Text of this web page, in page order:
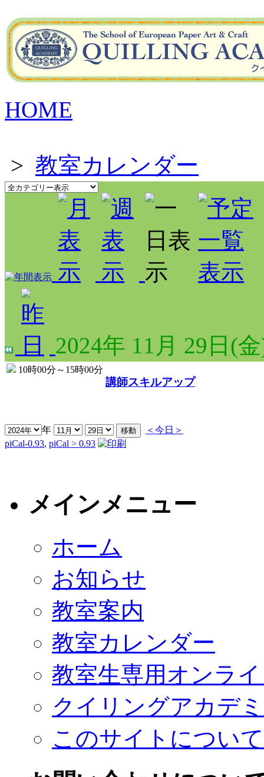
HOME
> 教室カレンダー
2024年 11月 29日(
10時00分～15時00分
講師スキルアップ
年
＜今日＞
piCal-0.93, piCal > 0.93
メインメニュー
ホーム
お知らせ
教室案内
教室カレンダー
教室生専用オンラ
クイリングアカデ
このサイトについて